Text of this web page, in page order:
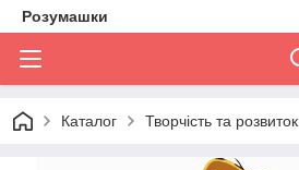
Розумашки
Каталог Творчість та розвиток